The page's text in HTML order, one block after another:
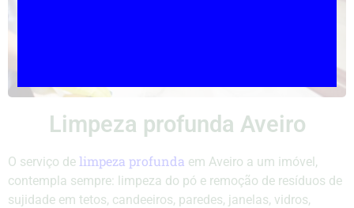
Limpeza profunda Aveiro
O serviço de limpeza profunda em Aveiro a um imóvel,
contempla sempre: limpeza do pó e remoção de resíduos de
sujidade em tetos, candeeiros, paredes, janelas, vidros,